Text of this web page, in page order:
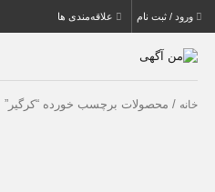
ورود / ثبت نام علاقه‌مندی ها
خانه / محصولات برچسب خورده “کرگیر”